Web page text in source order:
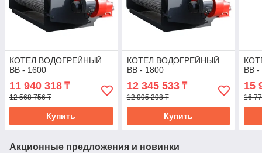
КОТЕЛ ВОДОГРЕЙНЫЙ
BB - 1600
11 940 318 ₸
12 568 756 ₸
Купить
КОТЕЛ ВОДОГРЕЙНЫЙ
BB - 1800
12 345 533₸
12 995 298 ₸
Купить
BB
15
16
Акционные предложения и новинки